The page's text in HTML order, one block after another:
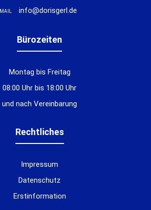
MAIL info@dorisgerl.de
Bürozeiten
Montag bis Freitag
08:00 Uhr bis 18:00 Uhr
und nach Vereinbarung
Rechtliches
Impressum
Datenschutz
Erstinformation